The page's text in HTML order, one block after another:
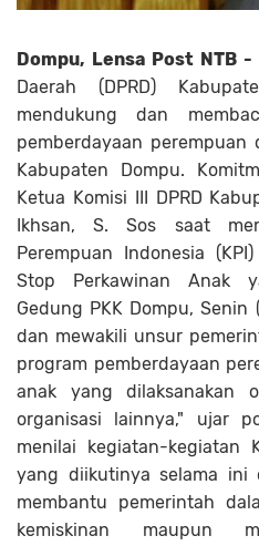
Dompu, Lensa Post NTB -
Daerah (DPRD)
mendukung dan
pemberdayaan
Kabupaten Dompu.
Ketua Komisi III DPRD
Ikhsan, S. Sos saat
Perempuan Indonesia
Stop Perkawinan Anak
Gedung PKK Dompu,
dan mewakili unsur
program pemberdayaan
anak yang dilaksanakan
organisasi lainnya," ujar
menilai kegiatan-kegiatan
yang diikutinya selama
membantu pemerintah
kemiskinan maupun